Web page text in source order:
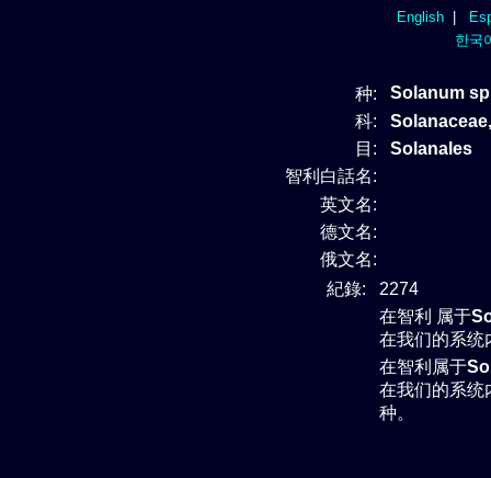
English|
한국
种:
Solanum
科:
目:
Solanales
智利白話名:
英文名:
德文名:
俄文名:
紀錄:
2274
在智利 属于
在我们的系统
在智利属于
在我们的系统
种。